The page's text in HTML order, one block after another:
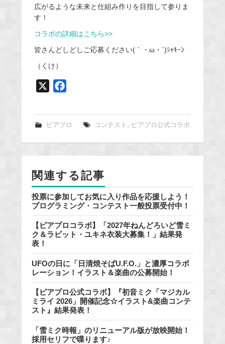
広がるような未来と仕組み作りを目指して参りま
す！
コラボの詳細はこちら>>
皆さんどしどしご応募ください(｀・ω・´)ｼｬｷｰﾝ
（くけ）
e
k
ピアプロ コンテスト ピアプロ公式コラボ
関連する記事
投票に参加してお気に入り作品を応援しよう！
プログラミング・コンテスト一般投票受付中！
【ピアプロコラボ】「2027年ねんどろいど雪ミ
ク＆ラビット・ユキネ衣装大募集！」結果発
表！
UFOの日に「日清焼そばU.F.O.」と濃厚コラボ
レーション！イラスト＆楽曲の公募開始！
【ピアプロ公式コラボ】『初音ミク「マジカル
ミライ 2026」開催記念☆イラスト&楽曲コンテ
スト』結果発表！
「雪ミク時報」のリニューアル版が放映開始！
採用セリフで喋ります♪